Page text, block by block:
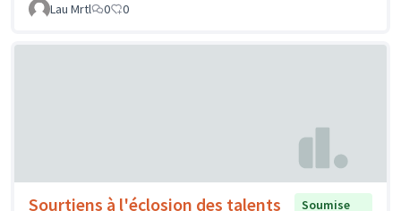
Lau Mrtl 0 0
Sourtiens à l'éclosion des talents
Soumise